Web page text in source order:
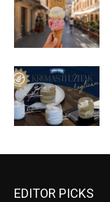
EDITOR PICKS